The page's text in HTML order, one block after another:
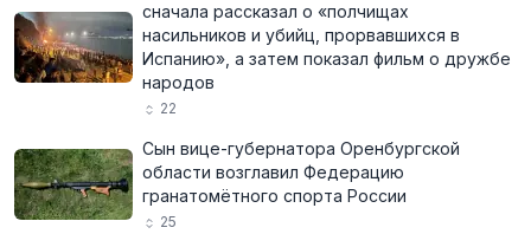
сначала рассказал о «полчищах
насильников и убийц, прорвавшихся в
Испанию», а затем показал фильм о дружбе
народов
22
Сын вице-губернатора Оренбургской
области возглавил Федерацию
гранатомётного спорта России
25